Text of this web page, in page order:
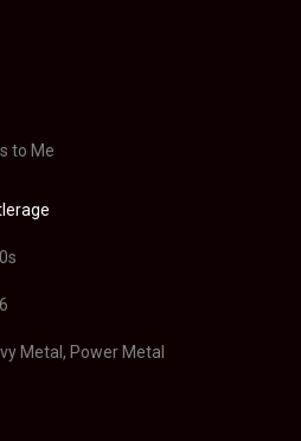
to Me
Metal, Power Metal